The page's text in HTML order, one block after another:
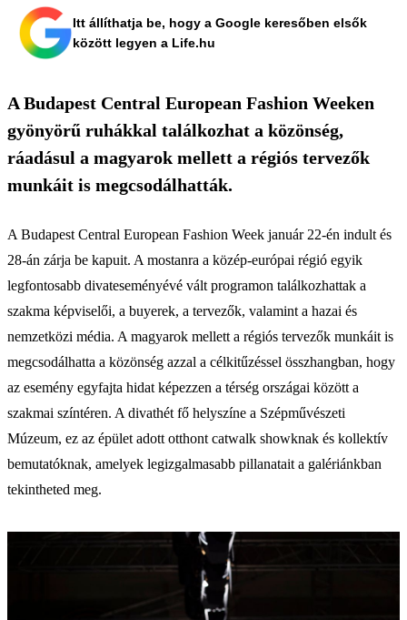
Itt állíthatja be, hogy a Google keresőben elsők
között legyen a Life.hu
A Budapest Central European Fashion Weeken
gyönyörű ruhákkal találkozhat a közönség,
ráadásul a magyarok mellett a régiós tervezők
munkáit is megcsodálhatták.
A Budapest Central European Fashion Week január 22-én indult és
28-án zárja be kapuit. A mostanra a közép-európai régió egyik
legfontosabb divateseményévé vált programon találkozhattak a
szakma képviselői, a buyerek, a tervezők, valamint a hazai és
nemzetközi média. A magyarok mellett a régiós tervezők munkáit is
megcsodálhatta a közönség azzal a célkitűzéssel összhangban, hogy
az esemény egyfajta hidat képezzen a térség országai között a
szakmai színtéren. A divathét fő helyszíne a Szépművészeti
Múzeum, ez az épület adott otthont catwalk showknak és kollektív
bemutatóknak, amelyek legizgalmasabb pillanatait a galériánkban
tekintheted meg.